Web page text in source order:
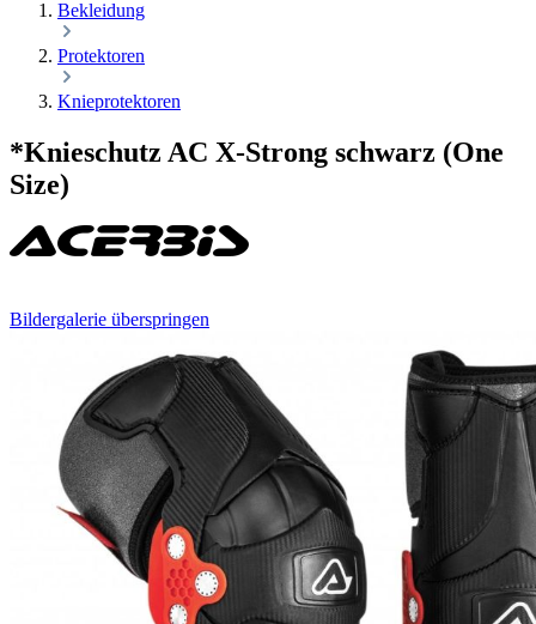
Bekleidung
Protektoren
Knieprotektoren
*Knieschutz AC X-Strong schwarz (One
Size)
Bildergalerie überspringen